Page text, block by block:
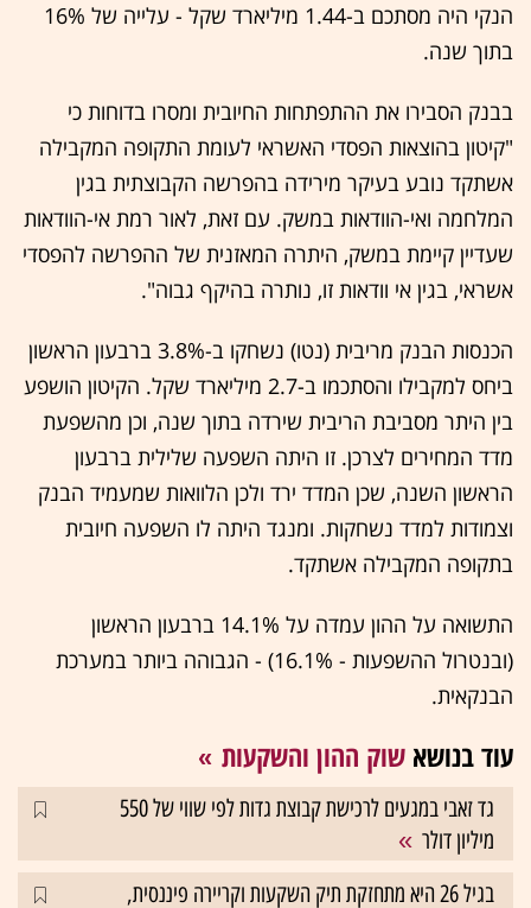
הנקי היה מסתכם ב-1.44 מיליארד שקל - עלייה של 16%
בתוך שנה.
בבנק הסבירו את ההתפתחות החיובית ומסרו בדוחות כי
"קיטון בהוצאות הפסדי האשראי לעומת התקופה המקבילה
אשתקד נובע בעיקר מירידה בהפרשה הקבוצתית בגין
המלחמה ואי-הוודאות במשק. עם זאת, לאור רמת אי-הוודאות
שעדיין קיימת במשק, היתרה המאזנית של ההפרשה להפסדי
אשראי, בגין אי וודאות זו, נותרה בהיקף גבוה".
הכנסות הבנק מריבית (נטו) נשחקו ב-3.8% ברבעון הראשון
ביחס למקבילו והסתכמו ב-2.7 מיליארד שקל. הקיטון הושפע
בין היתר מסביבת הריבית שירדה בתוך שנה, וכן מהשפעת
מדד המחירים לצרכן. זו היתה השפעה שלילית ברבעון
הראשון השנה, שכן המדד ירד ולכן הלוואות שמעמיד הבנק
וצמודות למדד נשחקות. ומנגד היתה לו השפעה חיובית
בתקופה המקבילה אשתקד.
התשואה על ההון עמדה על 14.1% ברבעון הראשון
(ובנטרול ההשפעות - 16.1%) - הגבוהה ביותר במערכת
הבנקאית.
עוד בנושא שוק ההון והשקעות
גד זאבי במגעים לרכישת קבוצת גדות לפי שווי של 550
מיליון דולר
בגיל 26 היא מתחזקת תיק השקעות וקריירה פיננסית,